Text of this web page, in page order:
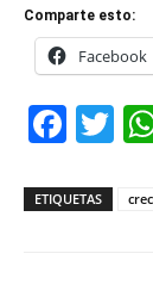
Comparte esto:
Facebook
ETIQUETAS